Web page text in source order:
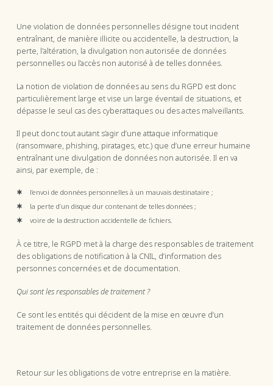
Une violation de données personnelles désigne tout incident
entraînant, de manière illicite ou accidentelle, la destruction, la
perte, l'altération, la divulgation non autorisée de données
personnelles ou l’accès non autorisé à de telles données.
La notion de violation de données au sens du RGPD est donc
particulièrement large et vise un large éventail de situations, et
dépasse le seul cas des cyberattaques ou des actes malveillants.
Il peut donc tout autant s’agir d’une attaque informatique
(ransomware, phishing, piratages, etc.) que d’une erreur humaine
entraînant une divulgation de données non autorisée. Il en va
ainsi, par exemple, de :
l’envoi de données personnelles à un mauvais destinataire ;
la perte d’un disque dur contenant de telles données ;
voire de la destruction accidentelle de fichiers.
À ce titre, le RGPD met à la charge des responsables de traitement
des obligations de notification à la CNIL, d’information des
personnes concernées et de documentation.
Qui sont les responsables de traitement ?
Ce sont les entités qui décident de la mise en œuvre d’un
traitement de données personnelles.
Retour sur les obligations de votre entreprise en la matière.